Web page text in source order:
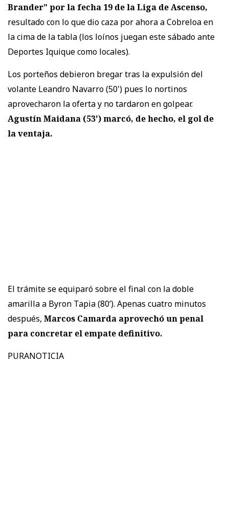
Brander” por la fecha 19 de la Liga de Ascenso,
resultado con lo que dio caza por ahora a Cobreloa en
la cima de la tabla (los loínos juegan este sábado ante
Deportes Iquique como locales).
Los porteños debieron bregar tras la expulsión del
volante Leandro Navarro (50') pues lo nortinos
aprovecharon la oferta y no tardaron en golpear.
Agustín Maidana (53') marcó, de hecho, el gol de
la ventaja.
El trámite se equiparó sobre el final con la doble
amarilla a Byron Tapia (80’). Apenas cuatro minutos
después, Marcos Camarda aprovechó un penal
para concretar el empate definitivo.
PURANOTICIA